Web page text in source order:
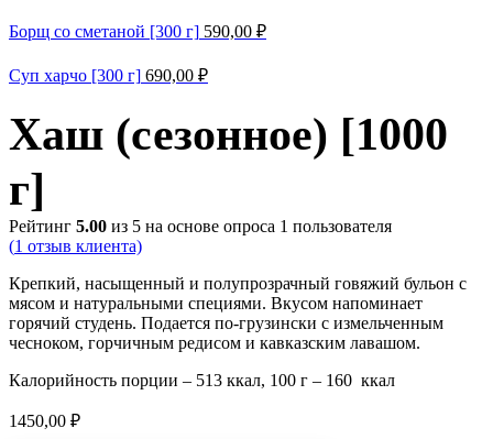
Борщ со сметаной [300 г] 590,00 ₽
Суп харчо [300 г] 690,00 ₽
Хаш (сезонное) [1000
г]
Рейтинг 5.00 из 5 на основе опроса 1 пользователя
(1 отзыв клиента)
Крепкий, насыщенный и полупрозрачный говяжий бульон с
мясом и натуральными специями. Вкусом напоминает
горячий студень. Подается по-грузински с измельченным
чесноком, горчичным редисом и кавказским лавашом.
Калорийность порции – 513 ккал, 100 г – 160 ккал
1450,00 ₽